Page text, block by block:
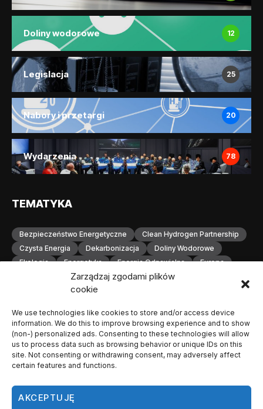
Zarządzaj zgodami plików
cookie
We use technologies like cookies to store and/or access device
information. We do this to improve browsing experience and to show
(non-) personalized ads. Consenting to these technologies will allow
us to process data such as browsing behavior or unique IDs on this
site. Not consenting or withdrawing consent, may adversely affect
certain features and functions.
AKCEPTUJĘ
Doliny wodorowe 12
Legislacja 25
Nabory i przetargi 20
Wydarzenia 78
TEMATYKA
Bezpieczeństwo Energetyczne
Clean Hydrogen Partnership
Czysta Energia
Dekarbonizacja
Doliny Wodorowe
Ekologia
Energetyka Energia Odnawialna
Europa
Gospodarka Wodorowa
H2
Hydrogen Europe
Infrastruktura Wodorowa
Magazynowanie Energii
Magazynowanie Wodoru
Małopolska
Neutralność Klimatyczna
Odnawialne Źródła Energii
Ogniwa Paliwowe
Orlen
OZE
Polska Produkcja Wodoru
Przemysł
Transformacja Energetyczna